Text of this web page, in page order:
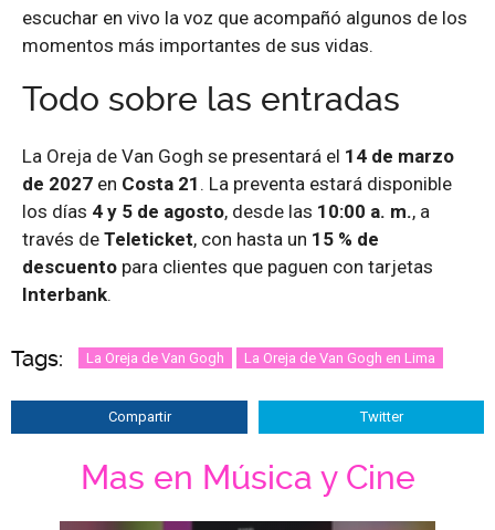
escuchar en vivo la voz que acompañó algunos de los
momentos más importantes de sus vidas.
Todo sobre las entradas
La Oreja de Van Gogh se presentará el 14 de marzo
de 2027 en Costa 21 . La preventa estará disponible
los días 4 y 5 de agosto, desde las 10:00 a. m., a
través de Teleticket, con hasta un 15 % de
descuento para clientes que paguen con tarjetas
Interbank.
Tags: La Oreja de Van Gogh La Oreja de Van Gogh en Lima
Compartir Twitter
Mas en Música y Cine